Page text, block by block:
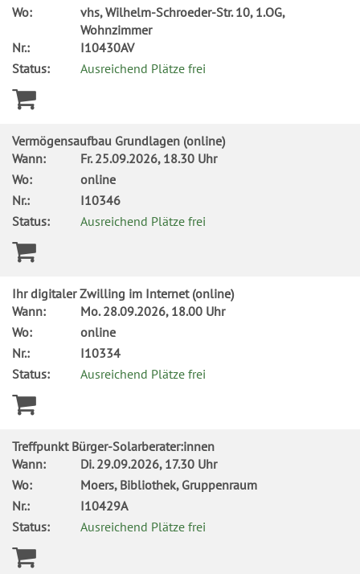
Wo:
vhs, Wilhelm-Schroeder-Str. 10, 1.OG,
Wohnzimmer
Nr.:
I10430AV
Status:
Ausreichend Plätze frei
Vermögensaufbau Grundlagen (online)
Wann:
Fr.25.09.2026, 18.30 Uhr
Wo:
online
Nr.:
I10346
Status:
Ausreichend Plätze frei
Ihr digitaler Zwilling im Internet (online)
Wann:
Mo.28.09.2026, 18.00 Uhr
Wo:
online
Nr.:
I10334
Status:
Ausreichend Plätze frei
Treffpunkt Bürger-Solarberater:innen
Wann:
Di.29.09.2026, 17.30 Uhr
Wo:
Moers, Bibliothek, Gruppenraum
Nr.:
I10429A
Status:
Ausreichend Plätze frei